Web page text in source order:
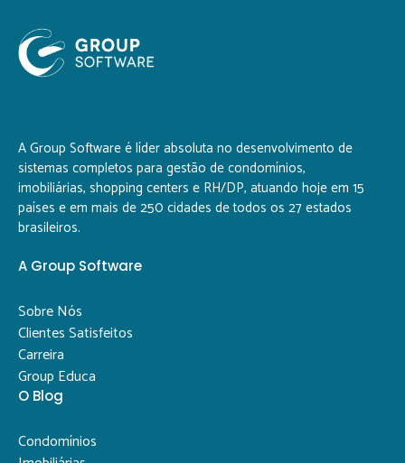
A Group Software é líder absoluta no desenvolvimento de
sistemas completos para gestão de condomínios,
imobiliárias, shopping centers e RH/DP, atuando hoje em 15
países e em mais de 250 cidades de todos os 27 estados
brasileiros.
A Group Software
Sobre Nós
Clientes Satisfeitos
Carreira
Group Educa
O Blog
Condomínios